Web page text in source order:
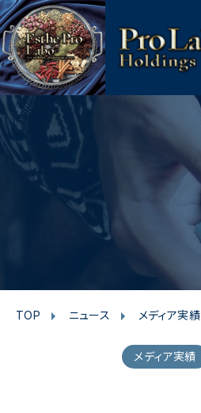
このページの本文へ
TOP ニュース メディア実績
メディア実績
p
a
g
e
t
o
p
n
s
t
a
c
e
b
o
k